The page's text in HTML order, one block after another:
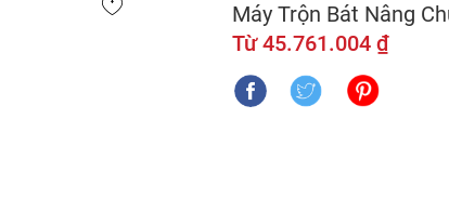
Máy Trộn Bát Nâng
Từ 45.761.004 ₫